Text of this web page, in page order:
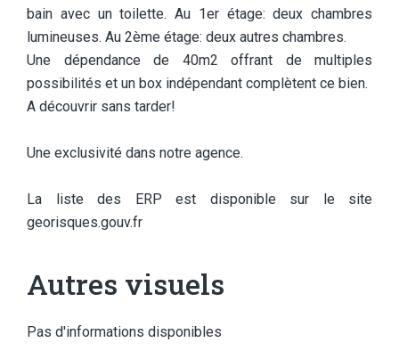
bain avec un toilette. Au 1er étage: deux chambres
lumineuses. Au 2ème étage: deux autres chambres.
Une dépendance de 40m2 offrant de multiples
possibilités et un box indépendant complètent ce bien.
A découvrir sans tarder!
Une exclusivité dans notre agence.
La liste des ERP est disponible sur le site
georisques.gouv.fr
Autres visuels
Pas d'informations disponibles